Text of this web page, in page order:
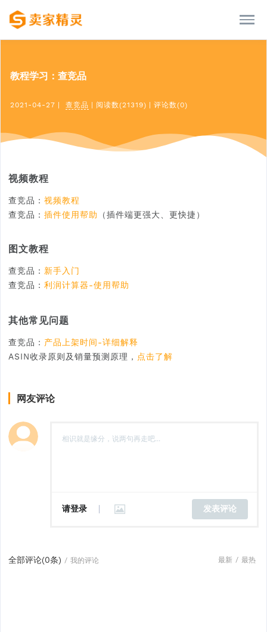
教程学习：查竞品
2021-04-27 查竞品 阅读数(21319) 评论数(0)
视频教程
查竞品： 视频教程
查竞品： 插件使用帮助 （插件端更强大、更快捷）
图文教程
查竞品： 新手入门
查竞品： 利润计算器-使用帮助
其他常见问题
查竞品： 产品上架时间-详细解释
ASIN收录原则及销量预测原理， 点击了解
网友评论
请登录 发表评论
全部评论(0条) / 我的评论 最新 / 最热